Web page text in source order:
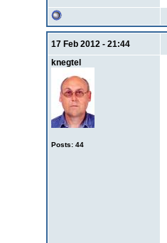
17 Feb 2012 - 21:44
knegtel
Posts: 44